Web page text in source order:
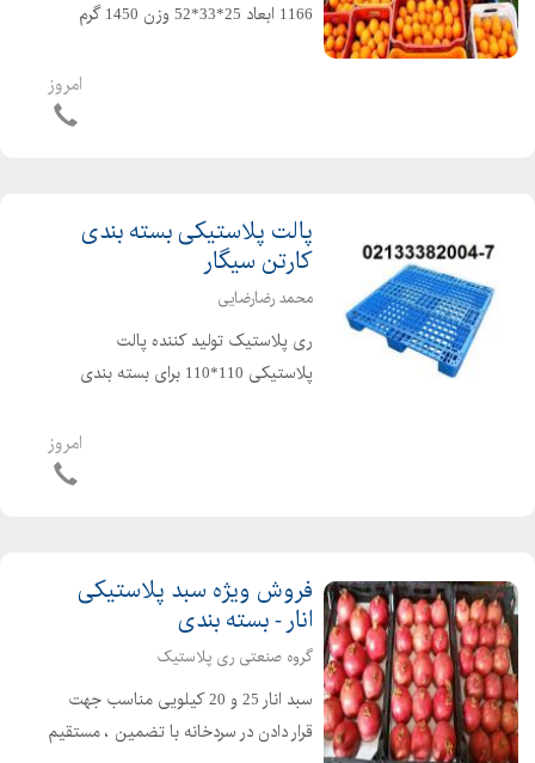
1166 ابعاد 25*33*52 وزن 1450 گرم
مرکبات،سبد ماست دبه ای،سبد خرما،امروز
پالت پلاستیکی بسته بندی
کارتن سیگار
محمد رضارضایی
ری پلاستیک تولید کننده پالت
پلاستیکی 110*110 برای بسته بندی
- ۰۲۱۳۳۳۸۲۰۰۵ - ۰۲۱۳۳۳۸۲۰۰۴ -امروز
فروش ویژه سبد پلاستیکی
انار - بسته بندی
گروه صنعتی ری پلاستیک
سبد انار 25 و 20 کیلویی مناسب جهت
قرار دادن در سردخانه با تضمین ، مستقیم